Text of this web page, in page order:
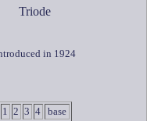
Triode
in 1924
1 2 3 4 base